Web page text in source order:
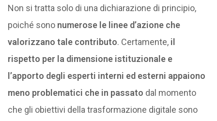
Non si tratta solo di una dichiarazione di principio,
poiché sono numerose le linee d’azione che
valorizzano tale contributo. Certamente, il
rispetto per la dimensione istituzionale e
l’apporto degli esperti interni ed esterni appaiono
meno problematici che in passato dal momento
che gli obiettivi della trasformazione digitale sono